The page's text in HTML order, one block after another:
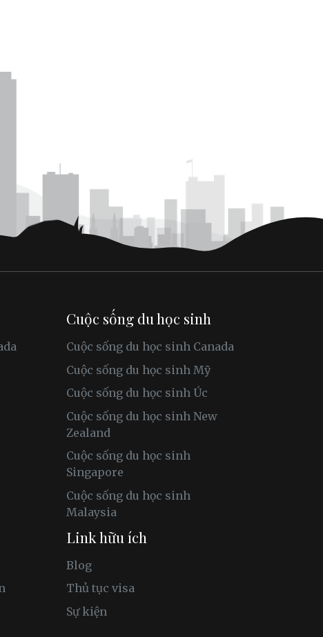
Cuộc sống du học sinh
Cuộc sống du học sinh Canada
Cuộc sống du học sinh Mỹ
Cuộc sống du học sinh Úc
Cuộc sống du học sinh New
Zealand
Cuộc sống du học sinh
Singapore
Cuộc sống du học sinh
Malaysia
Link hữu ích
Blog
Thủ tục visa
Sự kiện